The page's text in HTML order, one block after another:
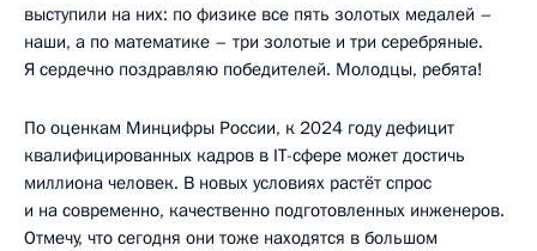
выступили на них: по физике все пять золотых медалей –
наши, а по математике – три золотые и три серебряные.
Я сердечно поздравляю победителей. Молодцы, ребята!
По оценкам Минцифры России, к 2024 году дефицит
квалифицированных кадров в IT-сфере может достичь
миллиона человек. В новых условиях растёт спрос
и на современно, качественно подготовленных инженеров.
Отмечу, что сегодня они тоже находятся в большом